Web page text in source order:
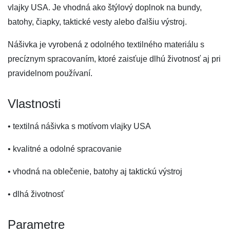
vlajky USA. Je vhodná ako štýlový doplnok na bundy,
batohy, čiapky, taktické vesty alebo ďalšiu výstroj.
Nášivka je vyrobená z odolného textilného materiálu s
precíznym spracovaním, ktoré zaisťuje dlhú životnosť aj pri
pravidelnom používaní.
Vlastnosti
• textilná nášivka s motívom vlajky USA
• kvalitné a odolné spracovanie
• vhodná na oblečenie, batohy aj taktickú výstroj
• dlhá životnosť
Parametre